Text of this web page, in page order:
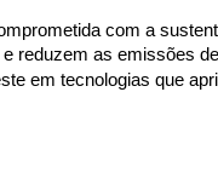
com a
reduzem as emissões
em tecnologias que